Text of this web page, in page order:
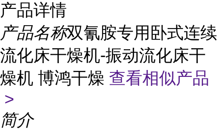
产品详情
产品名称双氰胺专用卧式连续
流化床干燥机-振动流化床干
燥机 博鸿干燥 查看相似产品
>
简介